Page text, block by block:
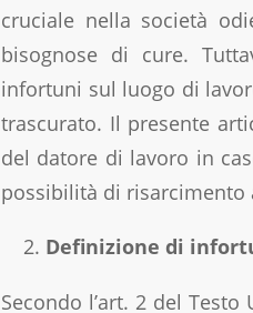
cruciale nella società
bisognose di cure.
infortuni sul luogo di
trascurato. Il presente
del datore di lavoro in
possibilità di
Definizione di
Secondo l’art. 2 del Testo